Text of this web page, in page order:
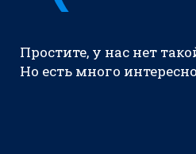
Простите, у нас нет
Но есть много